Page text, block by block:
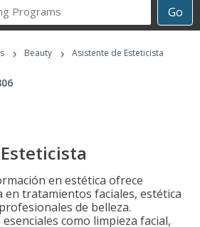
Go
Career
Programs
› Beauty › Asistente de Esteticista
en estética ofrece
en tratamientos faciales, estética
de belleza.
como limpieza facial,